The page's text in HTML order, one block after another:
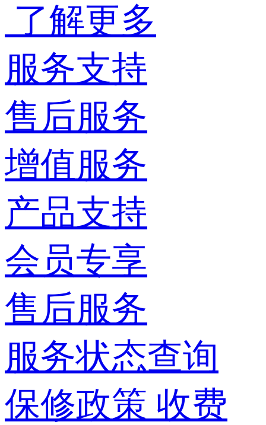
了解更多
服务支持
售后服务
增值服务
产品支持
会员专享
售后服务
服务状态查询
保修政策 收费